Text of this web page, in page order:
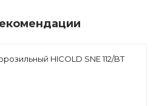
HICOLD SNE 112/BT